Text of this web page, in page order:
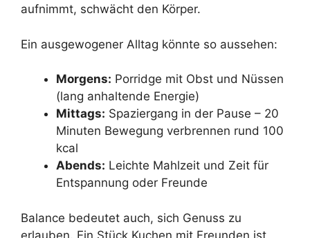
aufnimmt, schwächt den Körper.
Ein ausgewogener Alltag könnte so aussehen:
Morgens: Porridge mit Obst und Nüssen
(lang anhaltende Energie)
Mittags: Spaziergang in der Pause – 20
Minuten Bewegung verbrennen rund 100
kcal
Abends: Leichte Mahlzeit und Zeit für
Entspannung oder Freunde
Balance bedeutet auch, sich Genuss zu
erlauben. Ein Stück Kuchen mit Freunden ist